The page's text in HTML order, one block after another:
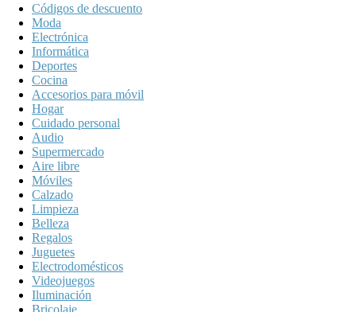
Códigos de descuento
Moda
Electrónica
Informática
Deportes
Cocina
Accesorios para móvil
Hogar
Cuidado personal
Audio
Supermercado
Aire libre
Móviles
Calzado
Limpieza
Belleza
Regalos
Juguetes
Electrodomésticos
Videojuegos
Iluminación
Bricolaje